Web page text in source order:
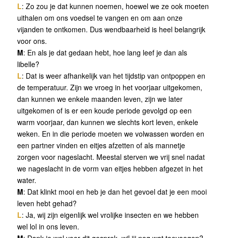
L: Zo zou je dat kunnen noemen, hoewel we ze ook moeten
uithalen om ons voedsel te vangen en om aan onze
vijanden te ontkomen. Dus wendbaarheid is heel belangrijk
voor ons.
M: En als je dat gedaan hebt, hoe lang leef je dan als
libelle?
L: Dat is weer afhankelijk van het tijdstip van ontpoppen en
de temperatuur. Zijn we vroeg in het voorjaar uitgekomen,
dan kunnen we enkele maanden leven, zijn we later
uitgekomen of is er een koude periode gevolgd op een
warm voorjaar, dan kunnen we slechts kort leven, enkele
weken. En in die periode moeten we volwassen worden en
een partner vinden en eitjes afzetten of als mannetje
zorgen voor nageslacht. Meestal sterven we vrij snel nadat
we nageslacht in de vorm van eitjes hebben afgezet in het
water.
M: Dat klinkt mooi en heb je dan het gevoel dat je een mooi
leven hebt gehad?
L: Ja, wij zijn eigenlijk wel vrolijke insecten en we hebben
wel lol in ons leven.